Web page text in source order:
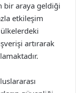
bir araya geldiği
etkileşim
ülkelerdeki
artırarak